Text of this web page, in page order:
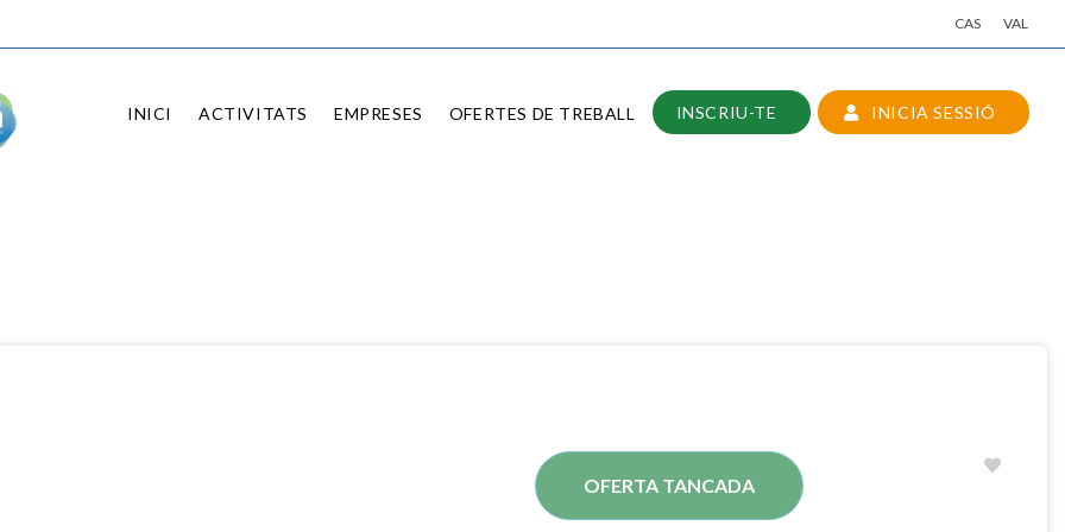
CAS VAL
INICI ACTIVITATS EMPRESES OFERTES DE TREBALL INSCRIU-TE INICIA SESSIÓ
OFERTA TANCADA